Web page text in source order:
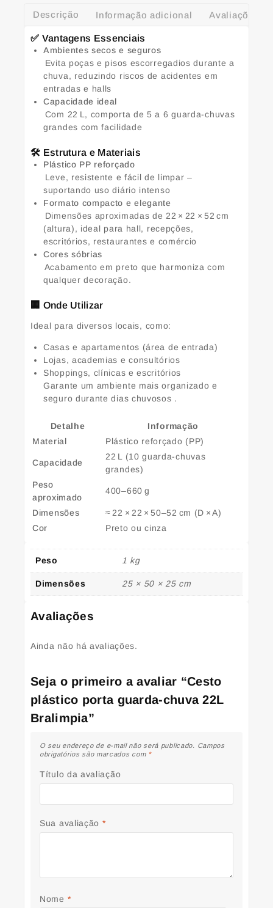
Descrição Informação adicional Avaliações
✅ Vantagens Essenciais
Ambientes secos e seguros
Evita poças e pisos escorregadios durante a
chuva, reduzindo riscos de acidentes em
entradas e halls
Capacidade ideal
Com 22 L, comporta de 5 a 6 guarda-chuvas
grandes com facilidade
🛠️ Estrutura e Materiais
Plástico PP reforçado
Leve, resistente e fácil de limpar –
suportando uso diário intenso
Formato compacto e elegante
Dimensões aproximadas de 22 × 22 × 52 cm
(altura), ideal para hall, recepções,
escritórios, restaurantes e comércio
Cores sóbrias
Acabamento em preto que harmoniza com
qualquer decoração.
🏢 Onde Utilizar
Ideal para diversos locais, como:
Casas e apartamentos (área de entrada)
Lojas, academias e consultórios
Shoppings, clínicas e escritórios
Garante um ambiente mais organizado e
seguro durante dias chuvosos .
Detalhe
Informação
Material
Plástico reforçado (PP)
Capacidade
22 L (10 guarda-chuvas
grandes)
Peso
aproximado
400–660 g
Dimensões
≈ 22 × 22 × 50–52 cm (D × A)
Cor
Preto ou cinza
Peso 1 kg
Dimensões 25 × 50 × 25 cm
Avaliações
Ainda não há avaliações.
Seja o primeiro a avaliar “Cesto
plástico porta guarda-chuva 22L
Bralimpia”
O seu endereço de e-mail não será publicado.
Campos
obrigatórios são marcados com *
Título da avaliação
Sua avaliação *
Nome *